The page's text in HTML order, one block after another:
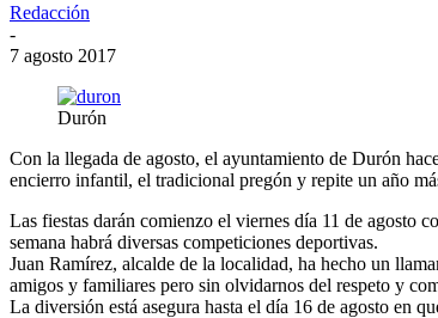
Redacción
-
7 agosto 2017
Durón
Con la llegada de agosto, el ayuntamiento de Durón
encierro infantil, el tradicional pregón y repite un año
Las fiestas darán comienzo el viernes día 11 de agosto
semana habrá diversas competiciones deportivas.
Juan Ramírez, alcalde de la localidad, ha hecho un
amigos y familiares pero sin olvidarnos del respeto y
La diversión está asegura hasta el día 16 de agosto en